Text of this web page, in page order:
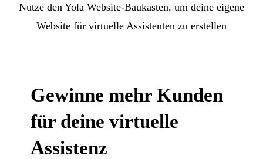
Nutze den Yola Website-Baukasten, um deine eigene
Website für virtuelle Assistenten zu erstellen
Gewinne mehr Kunden
für deine virtuelle
Assistenz